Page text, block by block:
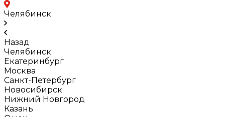
Челябинск
Назад
Челябинск
Екатеринбург
Москва
Санкт-Петербург
Новосибирск
Нижний Новгород
Казань